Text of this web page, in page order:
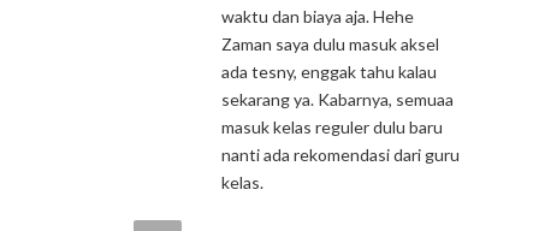
waktu dan biaya aja. Hehe
Zaman saya dulu masuk aksel
ada tesny, enggak tahu kalau
sekarang ya. Kabarnya, semuaa
masuk kelas reguler dulu baru
nanti ada rekomendasi dari guru
kelas.